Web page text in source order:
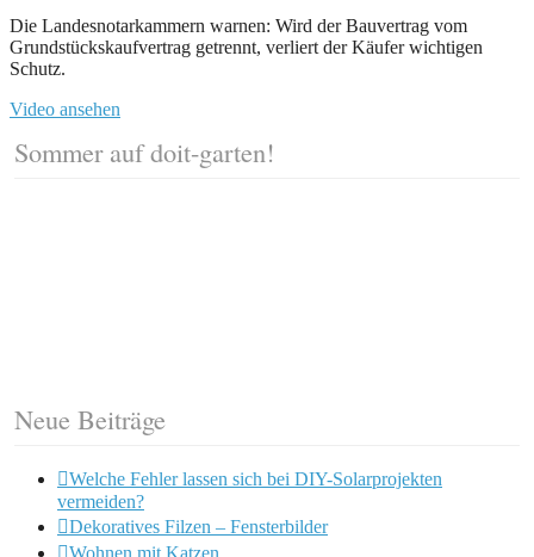
Die Landesnotarkammern warnen: Wird der Bauvertrag vom
Grundstückskaufvertrag getrennt, verliert der Käufer wichtigen
Schutz.
Video ansehen
Sommer auf doit-garten!
Neue Beiträge
Welche Fehler lassen sich bei DIY-Solarprojekten
vermeiden?
Dekoratives Filzen – Fensterbilder
Wohnen mit Katzen